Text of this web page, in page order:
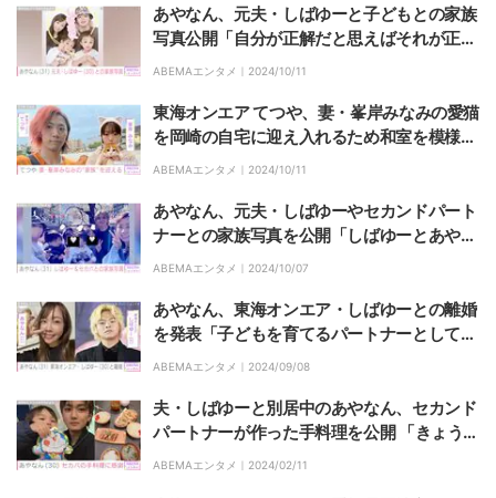
あやなん、元夫・しばゆーと子どもとの家族
写真公開「自分が正解だと思えばそれが正解
なの」
ABEMAエンタメ｜ 2024/10/11
東海オンエア てつや、妻・峯岸みなみの愛猫
を岡崎の自宅に迎え入れるため和室を模様替
え
ABEMAエンタメ｜ 2024/10/11
あやなん、元夫・しばゆーやセカンドパート
ナーとの家族写真を公開「しばゆーとあやな
んは本当に離婚をしているのか？セカパは一
ABEMAエンタメ｜ 2024/10/07
あやなん、東海オンエア・しばゆーとの離婚
を発表「子どもを育てるパートナーとして協
力していく事に」 2023年10月にSNSで騒動
ABEMAエンタメ｜ 2024/09/08
夫・しばゆーと別居中のあやなん、セカンド
パートナーが作った手料理を公開 「きょうも
ご飯が美味しくてしあわせ」
ABEMAエンタメ｜ 2024/02/11